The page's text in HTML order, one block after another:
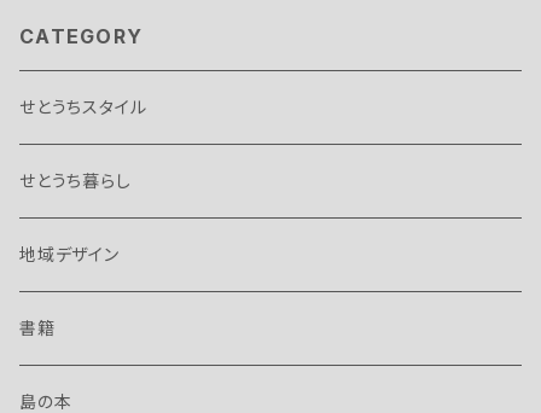
CATEGORY
せとうちスタイル
せとうち暮らし
地域デザイン
書籍
島の本